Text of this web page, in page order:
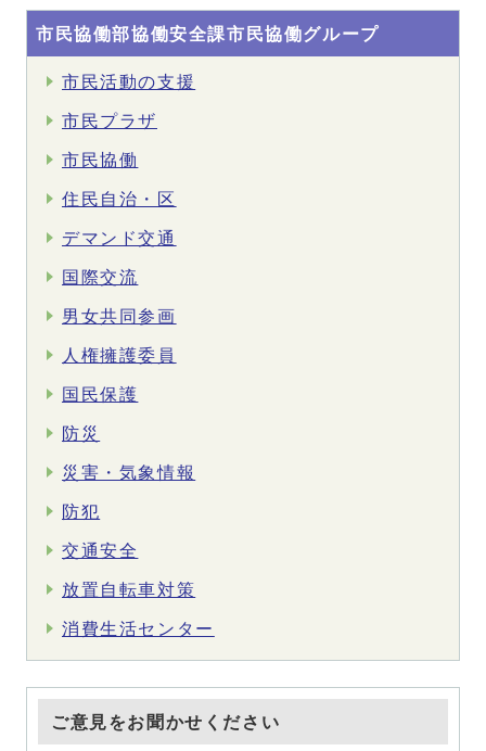
市民協働部協働安全課市民協働グループ
市民活動の支援
市民プラザ
市民協働
住民自治・区
デマンド交通
国際交流
男女共同参画
人権擁護委員
国民保護
防災
災害・気象情報
防犯
交通安全
放置自転車対策
消費生活センター
ご意見をお聞かせください